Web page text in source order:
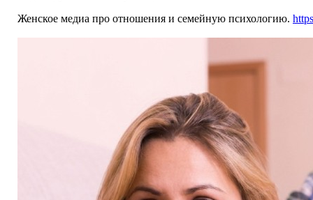
Женское медиа про отношения и семейную психологию.